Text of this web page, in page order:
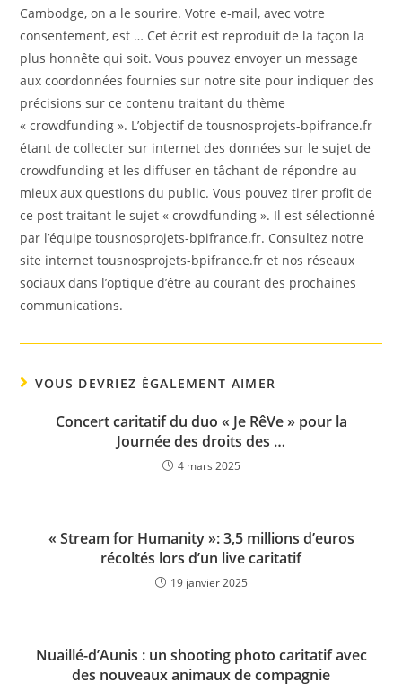
Cambodge, on a le sourire. Votre e-mail, avec votre
consentement, est … Cet écrit est reproduit de la façon la
plus honnête qui soit. Vous pouvez envoyer un message
aux coordonnées fournies sur notre site pour indiquer des
précisions sur ce contenu traitant du thème
« crowdfunding ». L’objectif de tousnosprojets-bpifrance.fr
étant de collecter sur internet des données sur le sujet de
crowdfunding et les diffuser en tâchant de répondre au
mieux aux questions du public. Vous pouvez tirer profit de
ce post traitant le sujet « crowdfunding ». Il est sélectionné
par l’équipe tousnosprojets-bpifrance.fr. Consultez notre
site internet tousnosprojets-bpifrance.fr et nos réseaux
sociaux dans l’optique d’être au courant des prochaines
communications.
VOUS DEVRIEZ ÉGALEMENT AIMER
Concert caritatif du duo « Je RêVe » pour la
Journée des droits des …
4 mars 2025
« Stream for Humanity »: 3,5 millions d’euros
récoltés lors d’un live caritatif
19 janvier 2025
Nuaillé-d’Aunis : un shooting photo caritatif avec
des nouveaux animaux de compagnie